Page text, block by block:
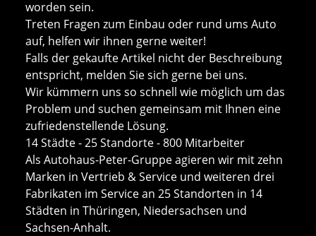
worden sein.
Treten Fragen zum Einbau oder rund ums Auto
auf, helfen wir ihnen gerne weiter!
Falls der gekaufte Artikel nicht der Beschreibung
entspricht, melden Sie sich gerne bei uns.
Wir kümmern uns so schnell wie möglich um das
Problem und suchen gemeinsam mit Ihnen eine
zufriedenstellende Lösung.
14 Städte - 25 Standorte - 800 Mitarbeiter
Als Autohaus-Peter-Gruppe agieren wir mit zehn
Marken in Vertrieb & Service und weiteren drei
Fabrikaten im Service an 25 Standorten in 14
Städten in Thüringen, Niedersachsen und
Sachsen-Anhalt.